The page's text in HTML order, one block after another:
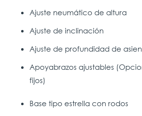
Ajuste neumático de altura
Ajuste de inclinación
Ajuste de profundidad de
Apoyabrazos ajustables
fijos)
Base tipo estrella con rodos